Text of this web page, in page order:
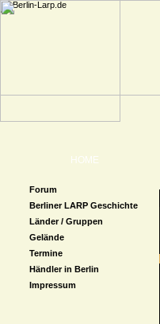
HOME
Forum
Berliner LARP Geschichte
Länder / Gruppen
Gelände
Termine
Händler in Berlin
Impressum